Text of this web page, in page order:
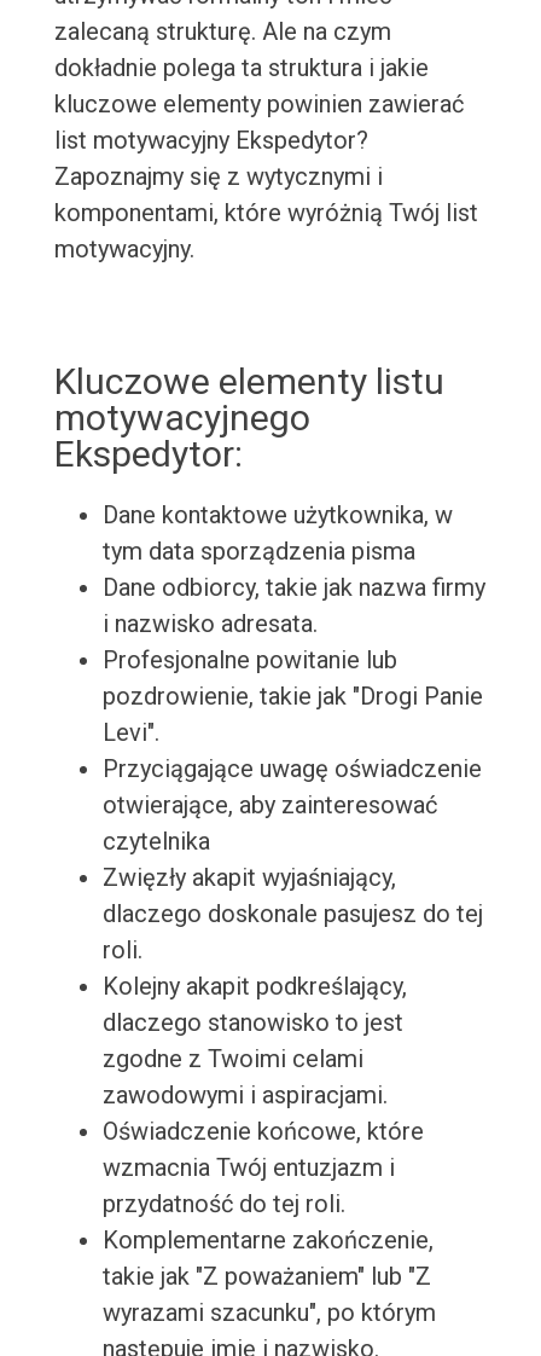
zalecaną strukturę. Ale na czym
dokładnie polega ta struktura i jakie
kluczowe elementy powinien zawierać
list motywacyjny Ekspedytor?
Zapoznajmy się z wytycznymi i
komponentami, które wyróżnią Twój list
motywacyjny.
Kluczowe elementy listu
motywacyjnego
Ekspedytor:
Dane kontaktowe użytkownika, w
tym data sporządzenia pisma
Dane odbiorcy, takie jak nazwa firmy
i nazwisko adresata.
Profesjonalne powitanie lub
pozdrowienie, takie jak "Drogi Panie
Levi".
Przyciągające uwagę oświadczenie
otwierające, aby zainteresować
czytelnika
Zwięzły akapit wyjaśniający,
dlaczego doskonale pasujesz do tej
roli.
Kolejny akapit podkreślający,
dlaczego stanowisko to jest
zgodne z Twoimi celami
zawodowymi i aspiracjami.
Oświadczenie końcowe, które
wzmacnia Twój entuzjazm i
przydatność do tej roli.
Komplementarne zakończenie,
takie jak "Z poważaniem" lub "Z
wyrazami szacunku", po którym
następuje imię i nazwisko.